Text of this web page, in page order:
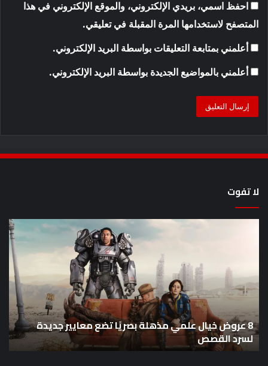
احفظ اسمي، بريدي الإلكتروني، والموقع الإلكتروني في هذا
المتصفح لاستخدامها المرة المقبلة في تعليقي.
أعلمني بمتابعة التعليقات بواسطة البريد الإلكتروني.
أعلمني بالمواضيع الجديدة بواسطة البريد الإلكتروني.
لا تفوت
مذهلة
بصريًا
معايير
جديدة
لسرد
القصص
8 عروض خيال علمي مذهلة بصريًا تضع معايير جديدة
لسرد القصص